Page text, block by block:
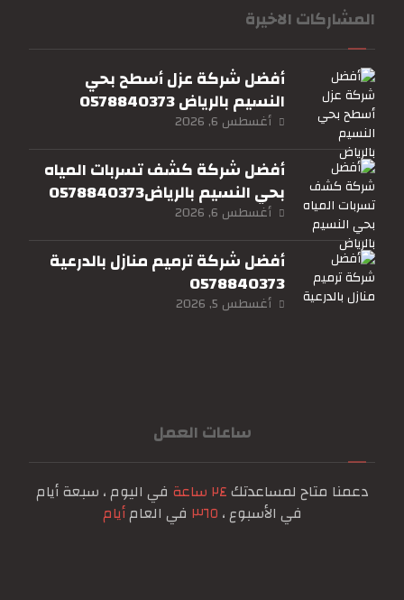
المشاركات الاخيرة
أفضل شركة عزل أسطح بحي
النسيم بالرياض 0578840373
أغسطس 6, 2026
أفضل شركة كشف تسربات المياه
بحي النسيم بالرياض0578840373
أغسطس 6, 2026
أفضل شركة ترميم منازل بالدرعية
0578840373
أغسطس 5, 2026
ساعات العمل
دعمنا متاح لمساعدتك٢٤ ساعة
في اليوم ، سبعة أيام
في الأسبوع ، ٣٦٥ في العامأيام